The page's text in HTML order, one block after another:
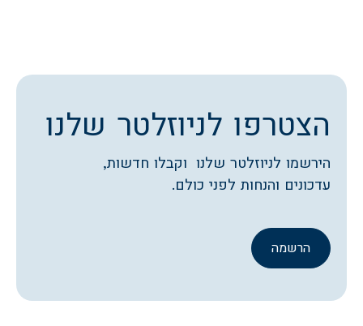
הצטרפו לניוזלטר שלנו
הירשמו לניוזלטר שלנו וקבלו חדשות,
עדכונים והנחות לפני כולם.
הרשמה